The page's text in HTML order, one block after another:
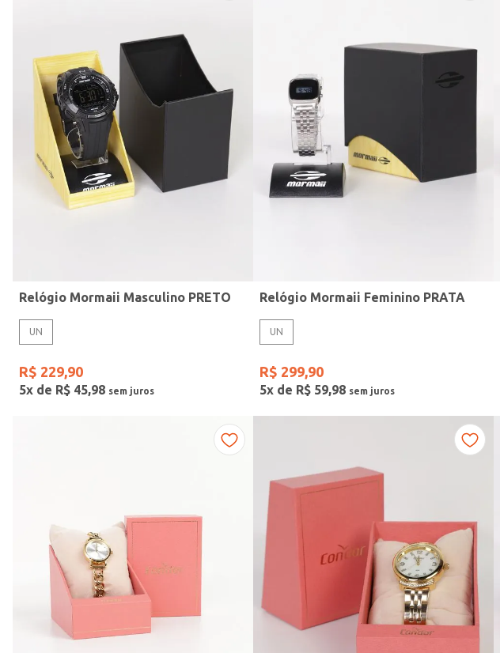
Modelo de Pulseira
Vendido Por
Relógio Mormaii Masculino PRETO
UN
R$ 229,90
5x de R$ 45,98
Relógio Mormaii Feminino PRATA
UN
R$ 299,90
5x de R$ 59,98